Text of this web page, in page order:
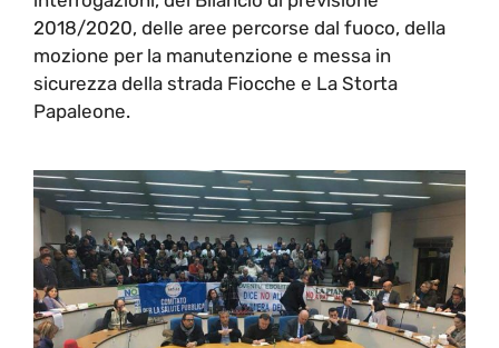
2018/2020, delle aree percorse dal fuoco, della
mozione per la manutenzione e messa in
sicurezza della strada Fiocche e La Storta
Papaleone.